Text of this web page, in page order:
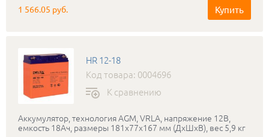
1 566.05 руб. Купить
HR 12-18
Код товара: 0004696
К сравнению
Аккумулятор, технология AGM, VRLA, напряжение 12В,
емкость 18Ач, размеры 181x77x167 мм (ДхШхВ), вес 5,9 кг